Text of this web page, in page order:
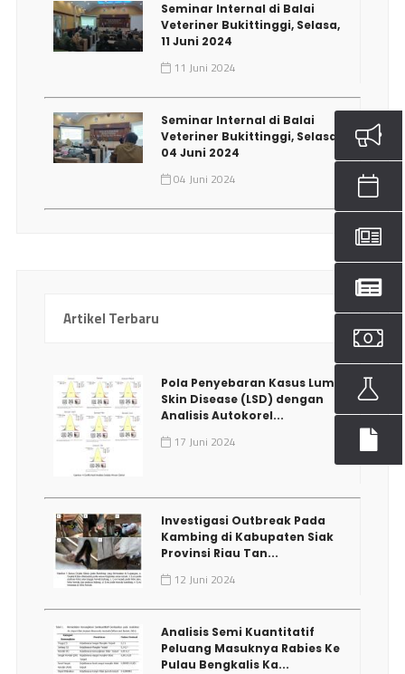
Seminar Internal di Balai
Veteriner Bukittinggi, Selasa,
11 Juni 2024
11 Juni 2024
Seminar Internal di Balai
Veteriner Bukittinggi, Selasa,
04 Juni 2024
04 Juni 2024
Artikel Terbaru
Pola Penyebaran Kasus Lumpy
Skin Disease (LSD) dengan
Analisis Autokorel...
17 Juni 2024
Investigasi Outbreak Pada
Kambing di Kabupaten Siak
Provinsi Riau Tan...
12 Juni 2024
Analisis Semi Kuantitatif
Peluang Masuknya Rabies Ke
Pulau Bengkalis Ka...